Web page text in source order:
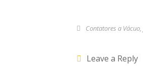
Contatores a Vácuo
Leave a Reply